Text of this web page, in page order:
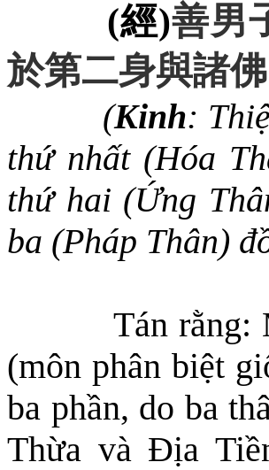
(經)善男
於第二身與諸
(Kinh:
thứ nhất (Hóa
thứ hai (Ứng
ba (Pháp Thân)
Tán
(môn phân biệt
ba phần, do ba
Thừa và Địa